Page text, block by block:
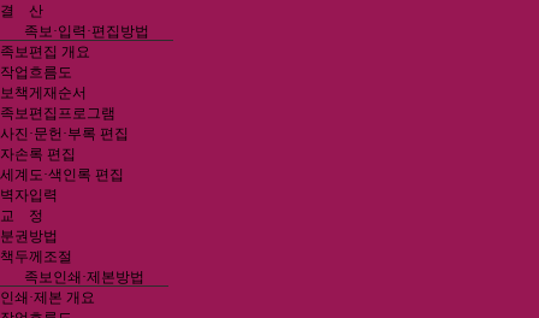
결 산
족보·입력·편집방법
족보편집 개요
작업흐름도
보책게재순서
족보편집프로그램
사진·문헌·부록 편집
자손록 편집
세계도·색인록 편집
벽자입력
교 정
분권방법
책두께조절
족보인쇄·제본방법
인쇄·제본 개요